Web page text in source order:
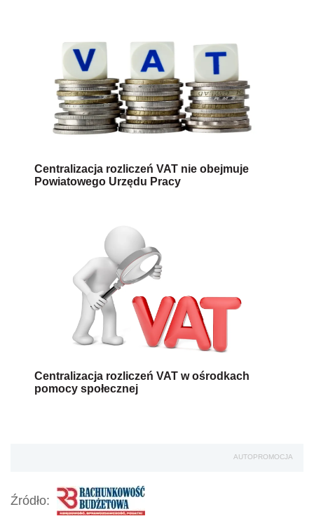
Centralizacja rozliczeń VAT nie obejmuje
Powiatowego Urzędu Pracy
Centralizacja rozliczeń VAT w ośrodkach
pomocy społecznej
AUTOPROMOCJA
Źródło: